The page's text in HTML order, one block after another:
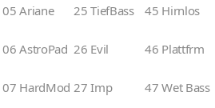
05 Ariane 25 TiefBass 45 Hirnlos
06 AstroPad 26 Evil 46 Plattfrm
07 HardMod 27 Imp 47 Wet Bass